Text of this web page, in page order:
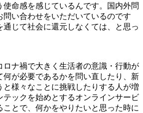
使命感を感じているんです。国内外問
問い合わせをいただいているのです
通じて社会に還元しなくては、と思っ
ロナ禍で大きく生活者の意識・行動が
何が必要であるかを問い直したり、新
と様々なことに挑戦したりする人が増
テックを始めとするオンラインサービ
ことで、何かをやりたいと思った時に